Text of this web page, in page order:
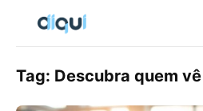
Tag: Descubra quem